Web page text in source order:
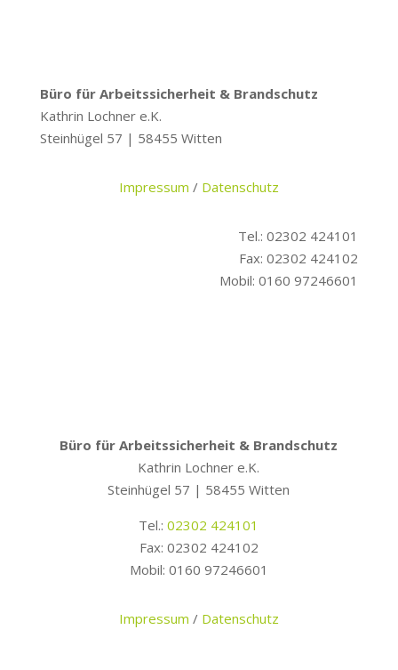
Büro für Arbeitssicherheit & Brandschutz
Kathrin Lochner e.K.
Steinhügel 57 | 58455 Witten
Impressum / Datenschutz
Tel.: 02302 424101
Fax: 02302 424102
Mobil: 0160 97246601
Büro für Arbeitssicherheit & Brandschutz
Kathrin Lochner e.K.
Steinhügel 57 | 58455 Witten
Tel.:02302 424101
Fax: 02302 424102
Mobil: 0160 97246601
Impressum / Datenschutz